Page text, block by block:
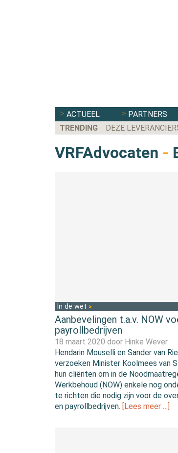
ACTUEEL PARTNERS
TRENDING
DEZE
EERSTE KAMER
VRFAdvocaten -
In de wet
Aanbevelingen t.a.v. NOW
payrollbedrijven
18 maart 2020 door Hinke Wever
Hendarin Mouselli en Sander van
verzoeken Minister Koolmees van
hun cliënten om in de
Werkbehoud (NOW) enkele nog
te richten die nodig zijn voor de
en payrollbedrijven. [Lees meer …]